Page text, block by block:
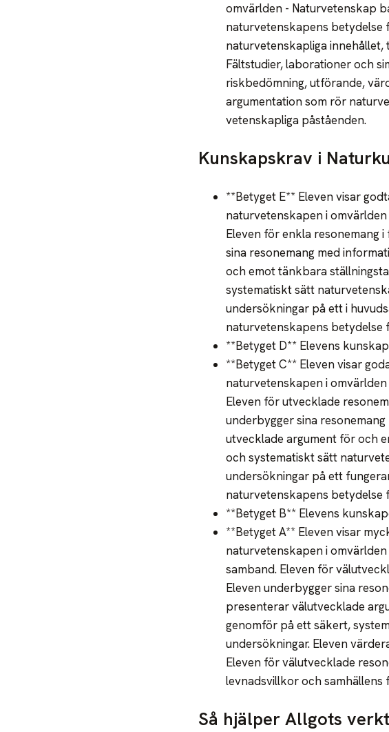
omvärlden - Naturvetenskap
naturvetenskapens betydelse
naturvetenskapliga
Fältstudier, laborationer och
riskbedömning, utförande,
argumentation som rör
vetenskapliga påståenden.
Kunskapskrav i
**Betyget E** Eleven visar
naturvetenskapen i
Eleven för enkla resonemang
sina resonemang med
och emot tänkbara
systematiskt sätt
undersökningar på ett i
naturvetenskapens betydelse
**Betyget D** Elevens
**Betyget C** Eleven visar
naturvetenskapen i
Eleven för utvecklade
underbygger sina
utvecklade argument för och
och systematiskt sätt
undersökningar på ett
naturvetenskapens betydelse
**Betyget B** Elevens
**Betyget A** Eleven visar
naturvetenskapen i
samband. Eleven för
Eleven underbygger sina
presenterar välutvecklade
genomför på ett säkert,
undersökningar. Eleven
Eleven för välutvecklade
levnadsvillkor och samhällens
Så hjälper Allgots